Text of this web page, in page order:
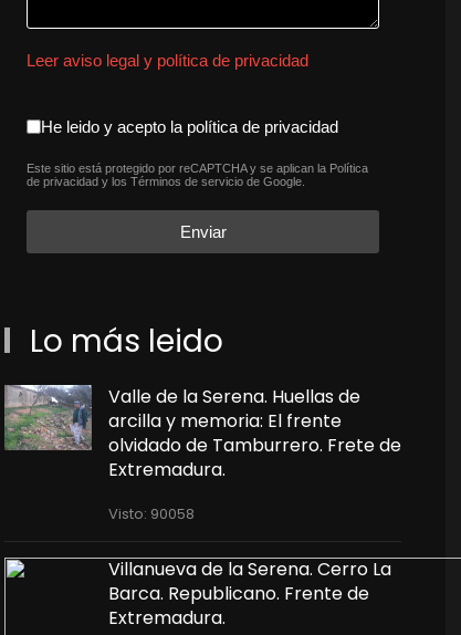
Leer aviso legal y política de privacidad
aceptacion política de
He leido y acepto la política de privacidad
reCAPTCHA*
Este sitio está protegido por reCAPTCHA y se aplican la Política
de privacidad y losTérminos de servicio de Google.
Enviar
Lo más leido
Valle de la Serena. Huellas de
arcilla y memoria: El frente
olvidado de Tamburrero. Frete de
Extremadura.
Visto: 90058
Villanueva de la Serena. Cerro La
Barca. Republicano. Frente de
Extremadura.